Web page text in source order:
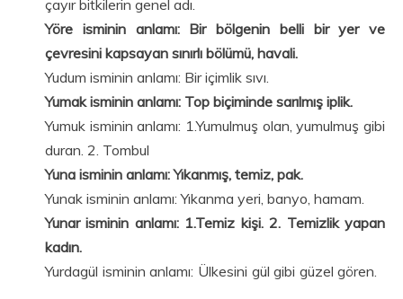
çayır bitkilerin genel adı.
Yöre isminin anlamı: Bir bölgenin belli bir yer ve
çevresini kapsayan sınırlı bölümü, havali.
Yudum isminin anlamı: Bir içimlik sıvı.
Yumak isminin anlamı: Top biçiminde sarılmış iplik.
Yumuk isminin anlamı: 1.Yumulmuş olan, yumulmuş gibi
duran. 2. Tombul
Yuna isminin anlamı: Yıkanmış, temiz, pak.
Yunak isminin anlamı: Yıkanma yeri, banyo, hamam.
Yunar isminin anlamı: 1.Temiz kişi. 2. Temizlik yapan
kadın.
Yurdagül isminin anlamı: Ülkesini gül gibi güzel gören.